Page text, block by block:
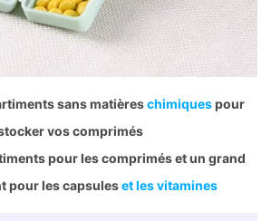
sans matièreschimiquespour
vos comprimés.
pour les comprimés et un grand
pour les capsuleset les vitamines